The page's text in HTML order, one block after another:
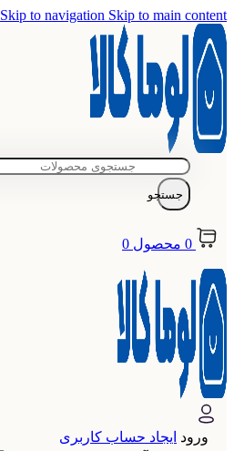
Skip to navigation Skip to main content
جستجو
0 محصول 0
ورود ایجاد حساب کاربری